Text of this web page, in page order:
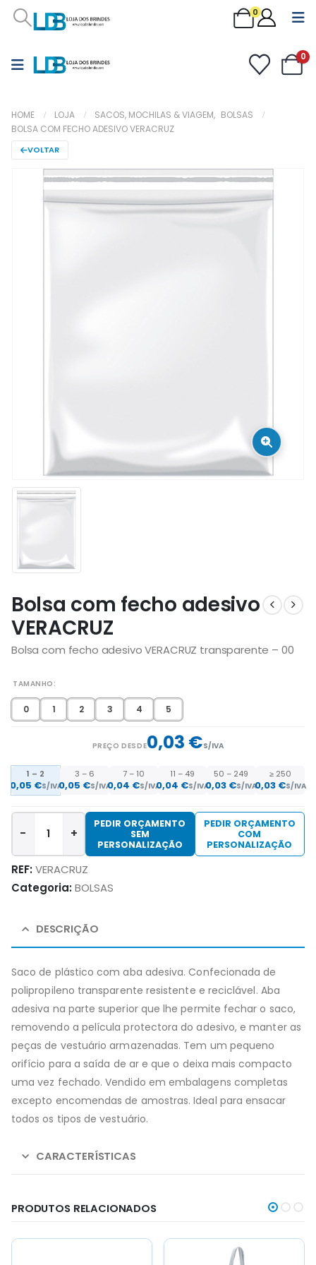
0
0
HOME LOJA SACOS, MOCHILAS & VIAGEM, BOLSAS
BOLSA COM FECHO ADESIVO VERACRUZ
VOLTAR
Bolsa com fecho adesivo
VERACRUZ
Bolsa com fecho adesivo VERACRUZ transparente – 00
TAMANHO
0 1 2 3 4 5
PREÇO DESDE0,03 €S/IVA
1 – 2
0,05 €S/IVA
3 – 6
0,05 €S/IVA
7 – 10
0,04 €S/IVA
11 – 49
0,04 €S/IVA
50 – 249
0,03 €S/IVA
≥ 250
0,03 €S/IVA
- +
PEDIR ORÇAMENTO
SEM
PERSONALIZAÇÃO
PEDIR ORÇAMENTO
COM
PERSONALIZAÇÃO
REF:VERACRUZ
Categoria:BOLSAS
DESCRIÇÃO
Saco de plástico com aba adesiva. Confecionada de
polipropileno transparente resistente e reciclável. Aba
adesiva na parte superior que lhe permite fechar o saco,
removendo a película protectora do adesivo, e manter as
peças de vestuário armazenadas. Tem um pequeno
orifício para a saída de ar e que o deixa mais compacto
uma vez fechado. Vendido em embalagens completas
excepto encomendas de amostras. Ideal para ensacar
todos os tipos de vestuário.
CARACTERÍSTICAS
PRODUTOS RELACIONADOS
This
product
This
product